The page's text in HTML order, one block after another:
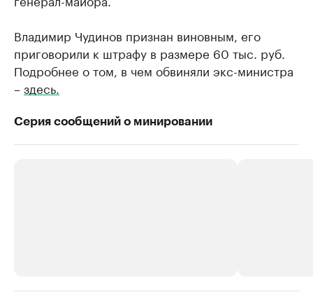
Владимир Чудинов признан виновным, его
приговорили к штрафу в размере 60 тыс. руб.
Подробнее о том, в чем обвиняли экс-министра
–здесь.
Серия сообщений о минировании